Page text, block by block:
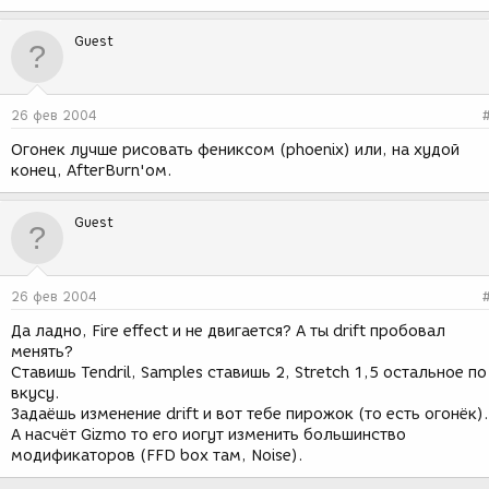
Guest
26 фев 2004
Огонек лучше рисовать фениксом (phoenix) или, на худой
конец, AfterBurn'ом.
Guest
26 фев 2004
Да ладно, Fire effect и не двигается? А ты drift пробовал
менять?
Ставишь Tendril, Samples ставишь 2, Stretch 1,5 остальное по
вкусу.
Задаёшь изменение drift и вот тебе пирожок (то есть огонёк).
А насчёт Gizmo то его иогут изменить большинство
модификаторов (FFD box там, Noise).